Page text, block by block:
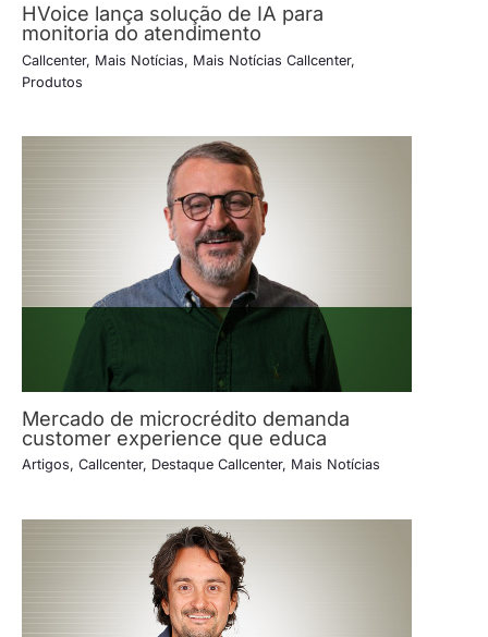
HVoice lança solução de IA para
monitoria do atendimento
Callcenter, Mais Notícias, Mais Notícias Callcenter,
Produtos
Mercado de microcrédito demanda
customer experience que educa
Artigos, Callcenter, Destaque Callcenter, Mais Notícias